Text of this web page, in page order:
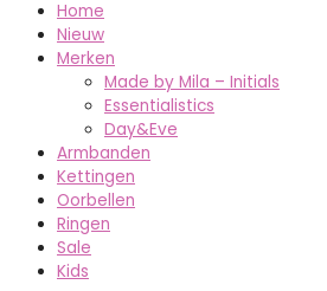
Home
Nieuw
Merken
Made by Mila – Initials
Essentialistics
Day&Eve
Armbanden
Kettingen
Oorbellen
Ringen
Sale
Kids